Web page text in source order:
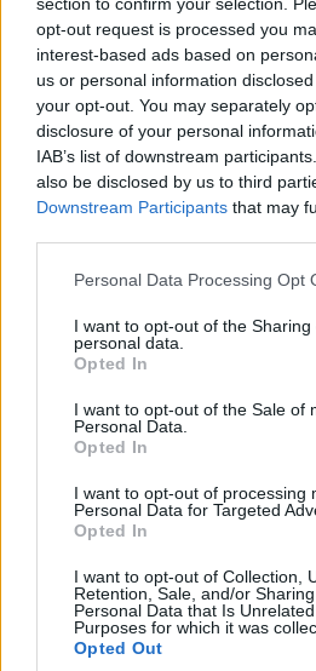
opt-out request is processed you
interest-based ads based on
us or personal information
your opt-out. You may separately
disclosure of your personal
IAB’s list of downstream
also be disclosed by us to third
Downstream Participants that may
Please note that this website/app
not limited to your visit or usage
grant or deny consent to Google
use your data for below specified
consent section.
Personal Data Processing Opt
I want to opt-out of the Sharing
personal data.
Opted In
I want to opt-out of the Sale of
Personal Data.
Opted In
I want to opt-out of processing
Personal Data for Targeted
Opted In
I want to opt-out of Collection,
Retention, Sale, and/or
Personal Data that Is
Purposes for which it was
Opted Out
jegyár: 800 Ft
2018. január 9. kedd
Közterületeken
A DieOrdnungDerDinge
Pontos helyszínek a
A workshopra az
lehet jelentkezni.